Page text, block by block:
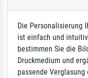
Die Personalisierung
ist einfach und
bestimmen Sie die
Druckmedium und
passende